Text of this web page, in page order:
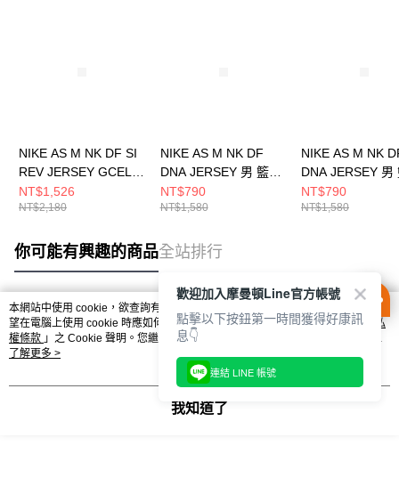
NIKE AS M NK DF SI
REV JERSEY GCEL
男 背心上衣
IH9272010
NT$1,526
NT$2,180
NIKE AS M NK DF
DNA JERSEY 男 籃球
背心 FQ3708010
NT$790
NT$1,580
NIKE AS M NK
DNA JERSEY 男
背心 FQ3708100
NT$790
NT$1,580
你可能有興趣的商品全站排行
熱門標籤
本網站中使用 cookie，欲查詢有關本網站使用 cookie 方式之詳情，及若您不希
望在電腦上使用 cookie 時應如何變更電腦的 cookie 設定，請參閱本網站「
隱私
權條款 」之 Cookie 聲明。您繼續使用本網站即表示您同意本公司得按本網站使
用條款之 Cookie 聲明使用 cookie。
了解更多 >
我知道了
歡迎加入摩曼頓Line官方帳號
點擊以下按鈕第一時間獲得好康訊
息👇
連結 LINE 帳號